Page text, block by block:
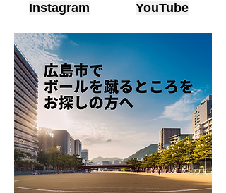
Instagram
YouTube